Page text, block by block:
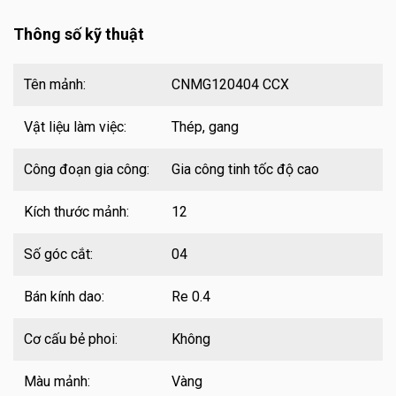
Thông số kỹ thuật
Tên mảnh: CNMG120404 CCX
Vật liệu làm việc: Thép, gang
Công đoạn gia công: Gia công tinh tốc độ cao
Kích thước mảnh: 12
Số góc cắt: 04
Bán kính dao: Re 0.4
Cơ cấu bẻ phoi: Không
Màu mảnh: Vàng